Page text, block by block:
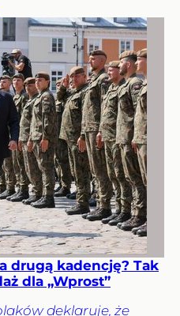
drugą kadencję? Tak
dla „Wprost”
deklaruje, że